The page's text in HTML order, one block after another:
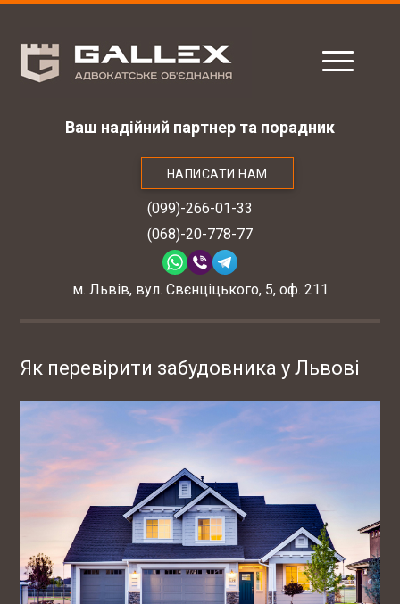
Ваш надійний партнер та порадник
НАПИСАТИ НАМ
(099)-266-01-33
(068)-20-778-77
м. Львів, вул. Свєнціцького, 5, оф. 211
Як перевірити забудовника у Львові